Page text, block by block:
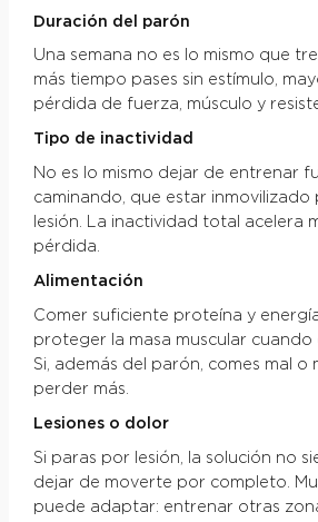
Duración del parón
Una semana no es lo mismo que
más tiempo pases sin estímulo,
pérdida de fuerza, músculo y
Tipo de inactividad
No es lo mismo dejar de entrenar
caminando, que estar inmovilizado
lesión. La inactividad total acelera
pérdida.
Alimentación
Comer suficiente proteína y
proteger la masa muscular cuando
Si, además del parón, comes mal o
perder más.
Lesiones o dolor
Si paras por lesión, la solución no
dejar de moverte por completo.
puede adaptar: entrenar otras